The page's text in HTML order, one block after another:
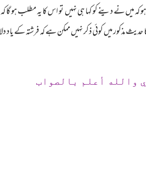
ہو کہ میں نے دینے کو کہا ہی نہیں تو اس کا یہ مطلب
والله أعلم بالصواب